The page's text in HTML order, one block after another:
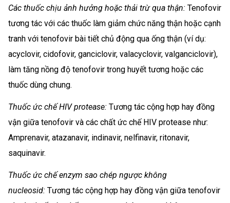
Các thuốc chịu ảnh hưởng hoặc thải trừ qua thận: Tenofovir
tương tác với các thuốc làm giảm chức năng thận hoặc cạnh
tranh với tenofovir bài tiết chủ động qua ống thận (ví dụ:
acyclovir, cidofovir, ganciclovir, valacyclovir, valganciclovir),
làm tăng nồng độ tenofovir trong huyết tương hoặc các
thuốc dùng chung.
Thuốc ức chế HIV protease: Tương tác cộng hợp hay đồng
vận giữa tenofovir và các chất ức chế HIV protease như:
Amprenavir, atazanavir, indinavir, nelfinavir, ritonavir,
saquinavir.
Thuốc ức chế enzym sao chép ngược không
nucleosid: Tương tác cộng hợp hay đồng vận giữa tenofovir